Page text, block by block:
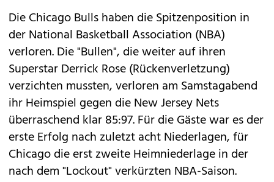
Die Chicago Bulls haben die Spitzenposition in
der National Basketball Association (NBA)
verloren. Die "Bullen", die weiter auf ihren
Superstar Derrick Rose (Rückenverletzung)
verzichten mussten, verloren am Samstagabend
ihr Heimspiel gegen die New Jersey Nets
überraschend klar 85:97. Für die Gäste war es der
erste Erfolg nach zuletzt acht Niederlagen, für
Chicago die erst zweite Heimniederlage in der
nach dem "Lockout" verkürzten NBA-Saison.